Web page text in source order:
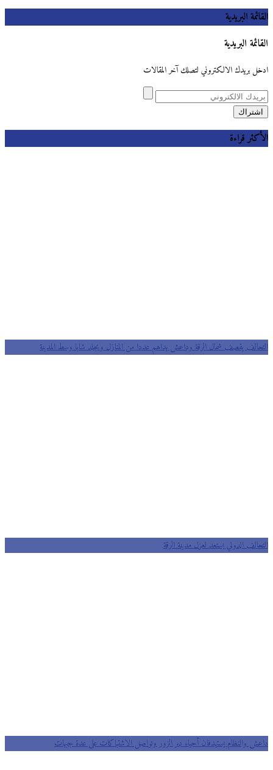
القائمة البريدية
القائمة البريدية
ادخل بريدك الالكتروني لتصلك آخر المقالات
الأكثر قراءة
التحالف يقصف شمال الرقة وداعش يداهم عددا من المنازل ويجلد شابا وسط المدينة
التحالف الدولي يستعد لعزل مدينة الرقة
داعش والنظام يستهدفان أحياء دير الزور وتواصل الاشتباكات على عدة جبهات